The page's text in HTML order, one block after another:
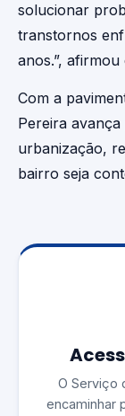
solucionar
transtornos
anos.”,
Com a
Pereira
urbanização,
bairro seja
O Serviço
encaminhar